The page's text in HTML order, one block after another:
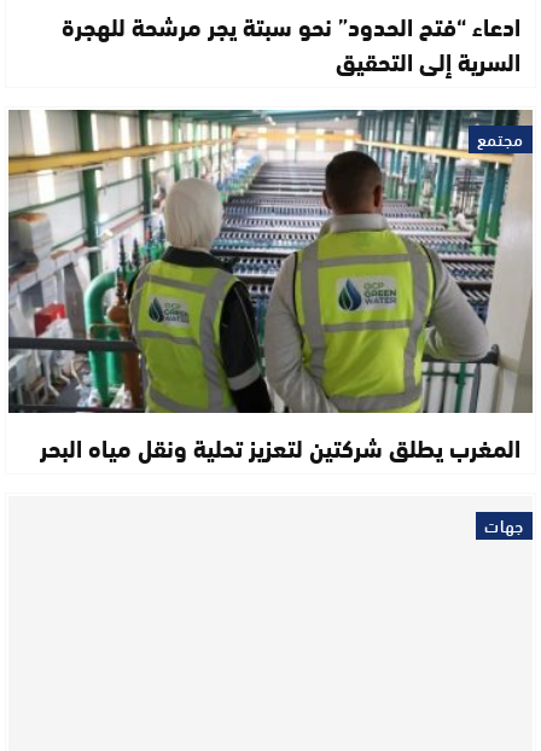
ادعاء “فتح الحدود” نحو سبتة يجر مرشحة للهجرة
السرية إلى التحقيق
مجتمع
المغرب يطلق شركتين لتعزيز تحلية ونقل مياه البحر
جهات